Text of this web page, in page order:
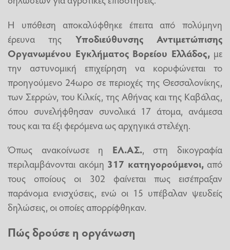
Η υπόθεση αποκαλύφθηκε έπειτα από πολύμηνη
έρευνα της Υποδιεύθυνσης Αντιμετώπισης
Οργανωμένου Εγκλήματος Βορείου Ελλάδος, με
την αστυνομική επιχείρηση να κορυφώνεται το
προηγούμενο 24ωρο σε περιοχές της Θεσσαλονίκης,
των Σερρών, του Κιλκίς, της Αθήνας και της Καβάλας,
όπου συνελήφθησαν συνολικά 17 άτομα, ανάμεσα
τους και τα έξι φερόμενα ως αρχηγικά στελέχη.
Όπως ανακοίνωσε η ΕΛ.ΑΣ., στη δικογραφία
περιλαμβάνονται ακόμη 317 κατηγορούμενοι, από
τους οποίους οι 302 φαίνεται πως εισέπραξαν
παράνομα ενισχύσεις, ενώ οι 15 υπέβαλαν ψευδείς
δηλώσεις, οι οποίες απορρίφθηκαν.
Πώς δρούσε η οργάνωση